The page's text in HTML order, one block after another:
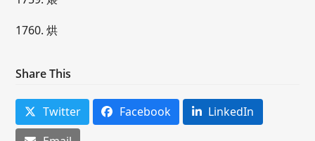
1760. 烘
Share This
Twitter Facebook
LinkedIn